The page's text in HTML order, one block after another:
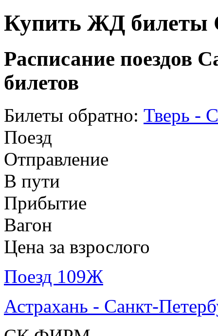
Купить ЖД билеты
Расписание поездов
билетов
Билеты обратно: Тверь -
Поезд
Отправление
В пути
Прибытие
Вагон
Цена за взрослого
Поезд 109Ж
Астрахань - Санкт-